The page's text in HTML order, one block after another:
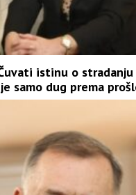
istinu o
samo dug prema